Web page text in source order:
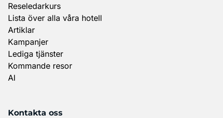
Reseledarkurs
Lista över alla våra hotell
Artiklar
Kampanjer
Lediga tjänster
Kommande resor
AI
Kontakta oss